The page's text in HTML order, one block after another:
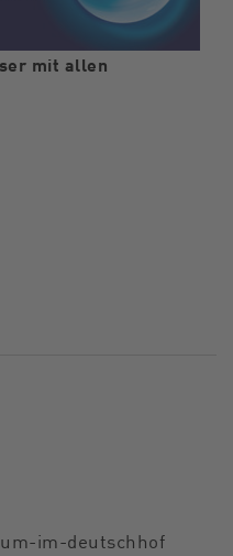
mit allen
im-deutschhof